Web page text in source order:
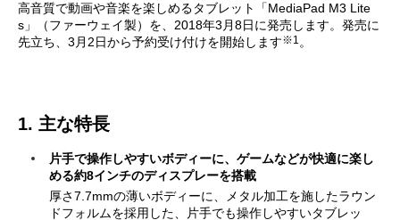
高音質で動画や音楽を楽しめるタブレット「MediaPad M3 Lite
s」（ファーウェイ製）を、2018年3月8日に発売します。発売に
先立ち、3月2日から予約受け付けを開始します※1 。
1. 主な特長
片手で操作しやすいボディーに、ゲームなどが快適に楽し
める約8インチのディスプレーを搭載
厚さ7.7mmの薄いボディーに、メタル加工を施したラウン
ドフォルムを採用した、片手でも操作しやすいタブレッ